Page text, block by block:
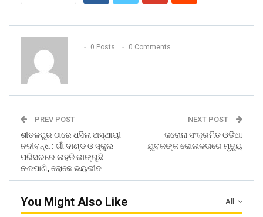
0 Posts 0 Comments
PREV POST
ଶୀତଳପୁର ଠାରେ ଧସିଲା ଅସ୍ଥାୟୀ
ନଦୀବନ୍ଧ : ଗାଁ ଦାଣ୍ଡ ଓ ସ୍କୁଲ
ପରିସରରେ ଲହଡି ଭାଙ୍ଗୁଛି
ନଈପାଣି, ଲୋକେ ଭୟଭୀତ
NEXT POST
କରୋନା ସଂକ୍ରମିତ ଓଡିଆ
ଯୁବକଙ୍କ କୋଲକତାରେ ମୃତ୍ୟୁ
All
You Might Also Like